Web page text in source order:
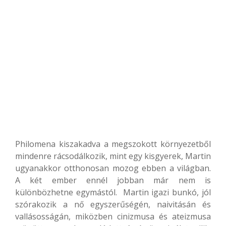
Philomena kiszakadva a megszokott környezetből
mindenre rácsodálkozik, mint egy kisgyerek, Martin
ugyanakkor otthonosan mozog ebben a világban.
A két ember ennél jobban már nem is
különbözhetne egymástól. Martin igazi bunkó, jól
szórakozik a nő egyszerűségén, naivitásán és
vallásosságán, miközben cinizmusa és ateizmusa